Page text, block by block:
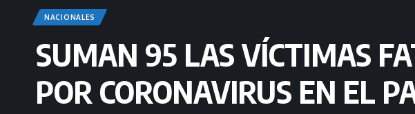
NACIONALES
SUMAN 95 LAS VÍCTIMAS
POR CORONAVIRUS EN EL